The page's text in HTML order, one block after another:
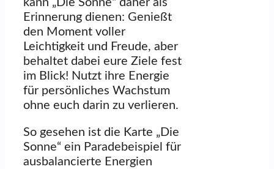
Erinnerung dienen: Genießt
den Moment voller
Leichtigkeit und Freude, aber
behaltet dabei eure Ziele fest
im Blick! Nutzt ihre Energie
für persönliches Wachstum
ohne euch darin zu verlieren.
So gesehen ist die Karte „Die
Sonne“ ein Paradebeispiel für
ausbalancierte Energien